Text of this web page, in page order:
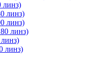
линз)
линз)
линз)
линз)
линз)